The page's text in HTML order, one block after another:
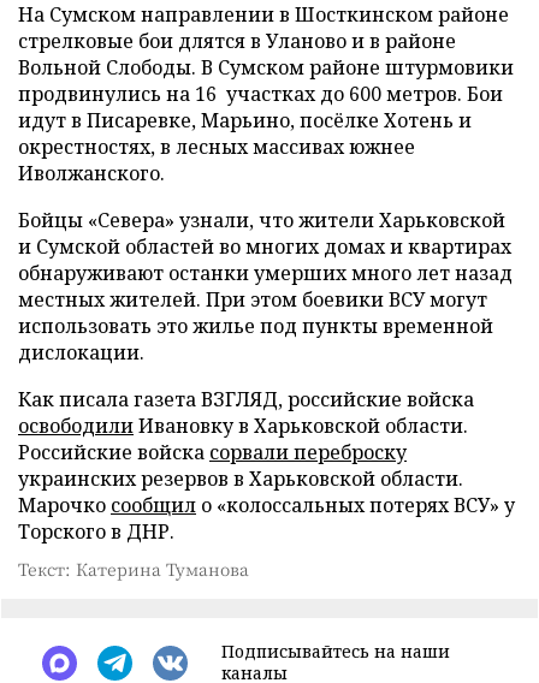
На Сумском направлении в Шосткинском районе
стрелковые бои длятся в Уланово и в районе
Вольной Слободы. В Сумском районе штурмовики
продвинулись на 16 участках до 600 метров. Бои
идут в Писаревке, Марьино, посёлке Хотень и
окрестностях, в лесных массивах южнее
Иволжанского.
Бойцы «Севера» узнали, что жители Харьковской
и Сумской областей во многих домах и квартирах
обнаруживают останки умерших много лет назад
местных жителей. При этом боевики ВСУ могут
использовать это жилье под пункты временной
дислокации.
Как писала газета ВЗГЛЯД, российские войска
освободилиИвановку в Харьковской области.
Российские войска сорвали переброску
украинских резервов в Харьковской области.
Марочко сообщил о «колоссальных потерях ВСУ» у
Торского в ДНР.
Текст: Катерина Туманова
Подписывайтесь на наши
каналы